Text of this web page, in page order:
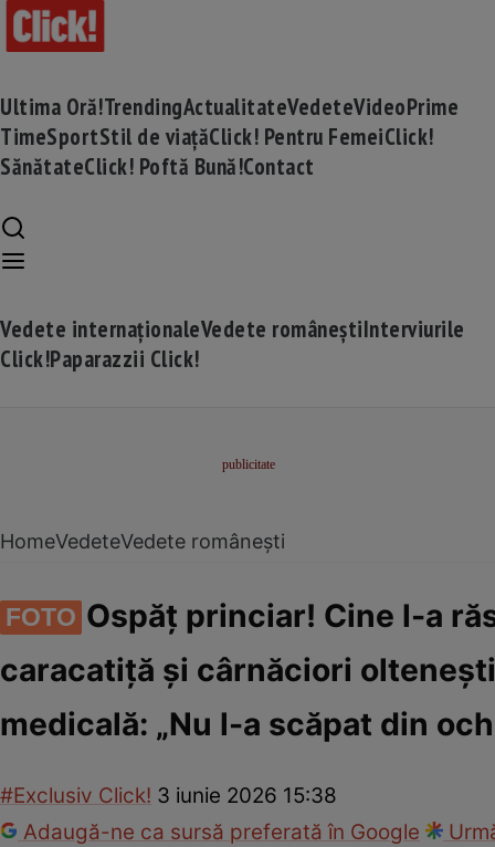
Ultima Oră!TrendingActualitateVedeteVideoPrime
TimeSportStil de viațăClick! Pentru FemeiClick!
SănătateClick! Poftă Bună!Contact
Vedete internaționaleVedete româneștiInterviurile
Click!Paparazzii Click!
HomeVedeteVedete românești
FOTO Ospăț princiar! Cine l-a
caracatiță și cârnăciori
medicală: „Nu l-a scăpat din
#Exclusiv Click! 3 iunie 2026 15:38
Adaugă-ne ca sursă preferată în Google